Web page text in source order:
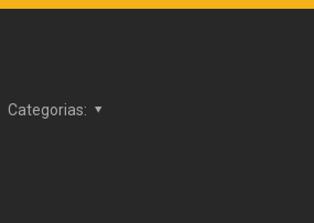
Categorias: